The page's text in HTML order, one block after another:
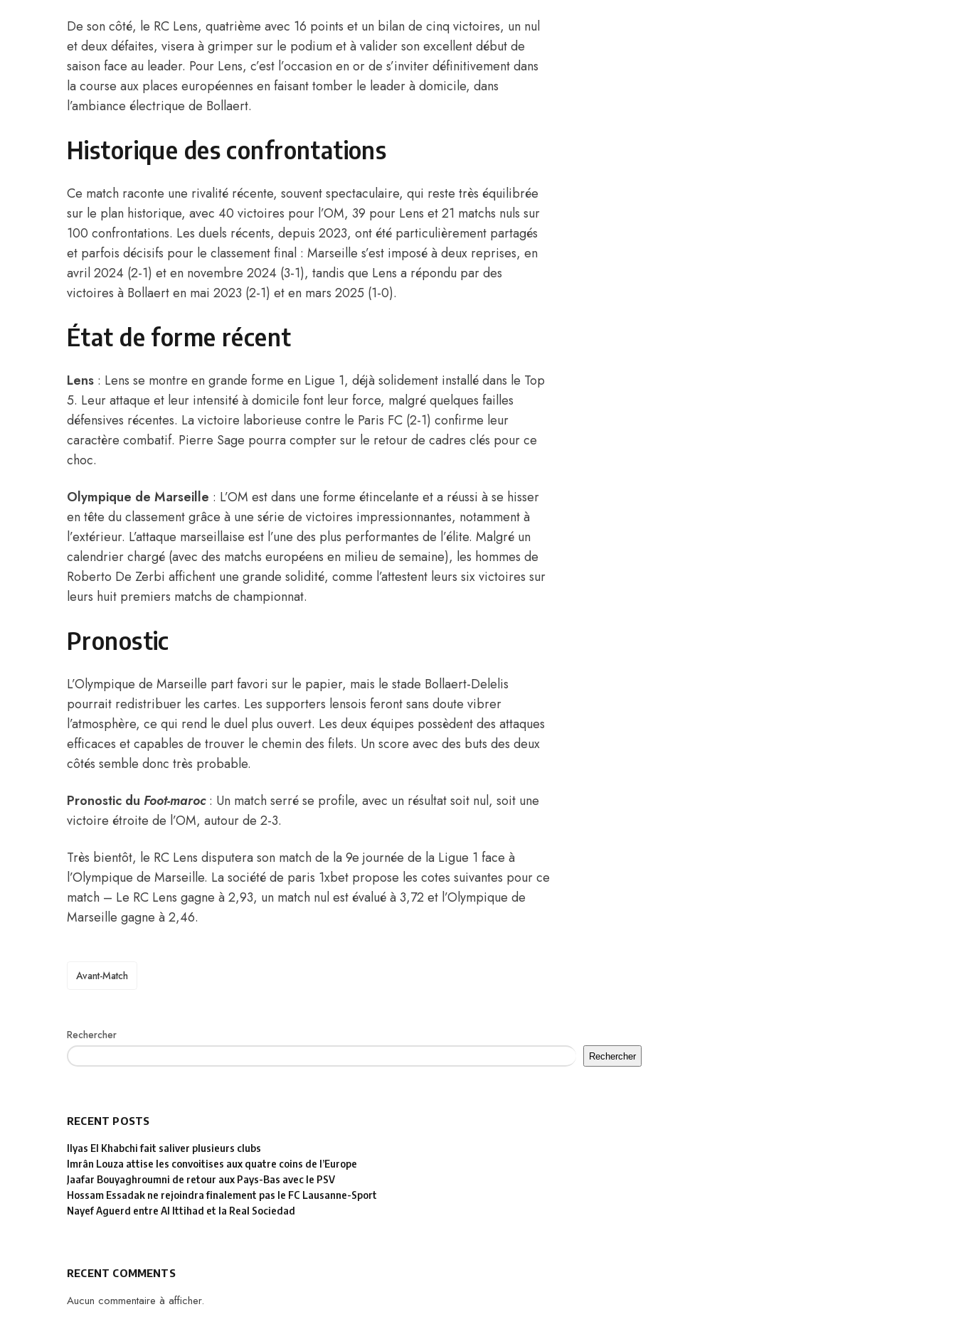
De son côté, le RC Lens, quatrième avec 16 points et un bilan de cinq victoires, un nul
et deux défaites, visera à grimper sur le podium et à valider son excellent début de
saison face au leader. Pour Lens, c’est l’occasion en or de s’inviter définitivement dans
la course aux places européennes en faisant tomber le leader à domicile, dans
l’ambiance électrique de Bollaert.
Historique des confrontations
Ce match raconte une rivalité récente, souvent spectaculaire, qui reste très équilibrée
sur le plan historique, avec 40 victoires pour l’OM, 39 pour Lens et 21 matchs nuls sur
100 confrontations. Les duels récents, depuis 2023, ont été particulièrement partagés
et parfois décisifs pour le classement final : Marseille s’est imposé à deux reprises, en
avril 2024 (2-1) et en novembre 2024 (3-1), tandis que Lens a répondu par des
victoires à Bollaert en mai 2023 (2-1) et en mars 2025 (1-0).
État de forme récent
Lens : Lens se montre en grande forme en Ligue 1, déjà solidement installé dans le Top
5. Leur attaque et leur intensité à domicile font leur force, malgré quelques failles
défensives récentes. La victoire laborieuse contre le Paris FC (2-1) confirme leur
caractère combatif. Pierre Sage pourra compter sur le retour de cadres clés pour ce
choc.
Olympique de Marseille : L’OM est dans une forme étincelante et a réussi à se hisser
en tête du classement grâce à une série de victoires impressionnantes, notamment à
l’extérieur. L’attaque marseillaise est l’une des plus performantes de l’élite. Malgré un
calendrier chargé (avec des matchs européens en milieu de semaine), les hommes de
Roberto De Zerbi affichent une grande solidité, comme l’attestent leurs six victoires sur
leurs huit premiers matchs de championnat.
Pronostic
L’Olympique de Marseille part favori sur le papier, mais le stade Bollaert-Delelis
pourrait redistribuer les cartes. Les supporters lensois feront sans doute vibrer
l’atmosphère, ce qui rend le duel plus ouvert. Les deux équipes possèdent des attaques
efficaces et capables de trouver le chemin des filets. Un score avec des buts des deux
côtés semble donc très probable.
Pronostic du Foot-maroc: Un match serré se profile, avec un résultat soit nul, soit une
victoire étroite de l’OM, autour de 2-3.
Très bientôt, le RC Lens disputera son match de la 9e journée de la Ligue 1 face à
l’Olympique de Marseille. La société de paris 1xbet propose les cotes suivantes pour ce
match – Le RC Lens gagne à 2,93, un match nul est évalué à 3,72 et l’Olympique de
Marseille gagne à 2,46.
TAGS
Avant-Match
Rechercher
Rechercher
RECENT POSTS
Ilyas El Khabchi fait saliver plusieurs clubs
Imrân Louza attise les convoitises aux quatre coins de l’Europe
Jaafar Bouyaghroumni de retour aux Pays-Bas avec le PSV
Hossam Essadak ne rejoindra finalement pas le FC Lausanne-Sport
Nayef Aguerd entre Al Ittihad et la Real Sociedad
RECENT COMMENTS
Aucun commentaire à afficher.